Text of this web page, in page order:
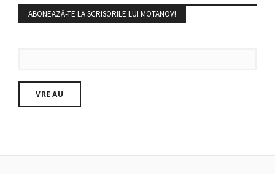
ABONEAZĂ-TE LA SCRISORILE LUI MOTANOV!